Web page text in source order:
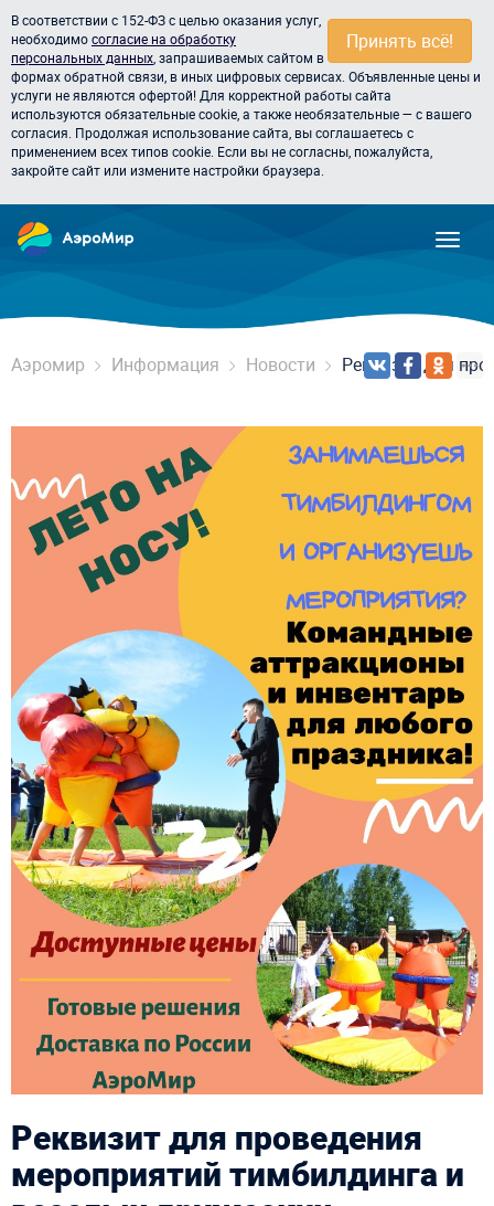
Принять всё!
В соответствии с 152-ФЗ с целью оказания услуг,
необходимосогласие на обработку
персональных данных , запрашиваемых сайтом в
формах обратной связи, в иных цифровых сервисах. Объявленные цены и
услуги не являются офертой! Для корректной работы сайта
используются обязательные cookie, а также необязательные — с вашего
согласия. Продолжая использование сайта, вы соглашаетесь с
применением всех типов cookie. Если вы не согласны, пожалуйста,
закройте сайт или измените настройки браузера.
Аэромир Информация Новости Реквизит для
Реквизит для проведения
мероприятий тимбилдинга и